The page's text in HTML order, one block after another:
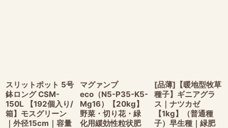
スリットポット 5号
鉢ロング CSM-
150L 【192個入り/
箱】モスグリーン
｜外径15cm｜容量
マグァンプ
eco（N5-P35-K5-
Mg16）【20kg】
野菜・切り花・緑
化用緩効性粒状肥
[品薄]【暖地型牧草
種子】ギニアグラ
ス｜ナツカゼ
【1kg】（普通種
子）早生種｜緑肥